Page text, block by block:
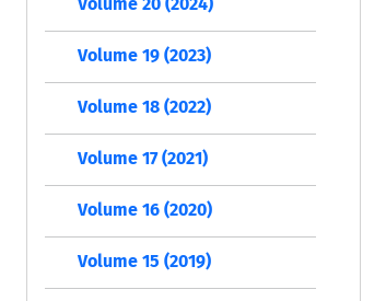
Volume 19 (2023)
Volume 18 (2022)
Volume 17 (2021)
Volume 16 (2020)
Volume 15 (2019)